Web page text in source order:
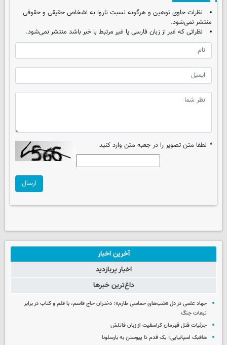
نظرات حاوی توهین و هرگونه نسبت ناروا به اشخاص حقیقی و حقوقی
منتشر نمی‌شود.
نظراتی که غیر از زبان فارسی یا غیر مرتبط با خبر باشد منتشر نمی‌شود.
* لطفا متن تصویر را در جعبه متن وارد کنید
ارسال
آخرین اخبار
اخبار پربازدید
داغ‌ترین خبرها
جهاد علمی در دل «شب‌های حماسی طارم»؛ دختران حاج قاسم، با قلم و کتاب در برابر
تبعات جنگ
جزئیات قتل قهرمان کراسفیت از زبان قاتلش
هافبک اسپانیایی؛ یک قدم تا پیوستن به بارسلونا